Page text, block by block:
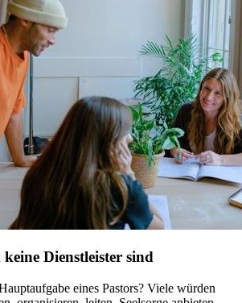
Dienstleister sind
eines Pastors? Viele würden